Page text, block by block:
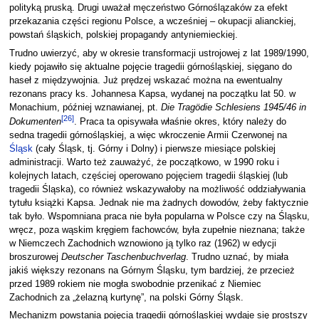
polityką pruską. Drugi uważał męczeństwo Górnoślązaków za efekt
przekazania części regionu Polsce, a wcześniej – okupacji alianckiej,
powstań śląskich, polskiej propagandy antyniemieckiej.
Trudno uwierzyć, aby w okresie transformacji ustrojowej z lat 1989/1990,
kiedy pojawiło się aktualne pojęcie tragedii górnośląskiej, sięgano do
haseł z międzywojnia. Już prędzej wskazać można na ewentualny
rezonans pracy ks. Johannesa Kapsa, wydanej na początku lat 50. w
Monachium, później wznawianej, pt. Die Tragödie Schlesiens 1945/46 in
Dokumenten[26]. Praca ta opisywała właśnie okres, który należy do
sedna tragedii górnośląskiej, a więc wkroczenie Armii Czerwonej na
Śląsk(cały Śląsk, tj. Górny i Dolny) i pierwsze miesiące polskiej
administracji. Warto też zauważyć, że początkowo, w 1990 roku i
kolejnych latach, częściej operowano pojęciem tragedii śląskiej (lub
tragedii Śląska), co również wskazywałoby na możliwość oddziaływania
tytułu książki Kapsa. Jednak nie ma żadnych dowodów, żeby faktycznie
tak było. Wspomniana praca nie była popularna w Polsce czy na Śląsku,
wręcz, poza wąskim kręgiem fachowców, była zupełnie nieznana; także
w Niemczech Zachodnich wznowiono ją tylko raz (1962) w edycji
broszurowej Deutscher Taschenbuchverlag. Trudno uznać, by miała
jakiś większy rezonans na Górnym Śląsku, tym bardziej, że przecież
przed 1989 rokiem nie mogła swobodnie przenikać z Niemiec
Zachodnich za „żelazną kurtynę”, na polski Górny Śląsk.
Mechanizm powstania pojęcia tragedii górnośląskiej wydaje się prostszy